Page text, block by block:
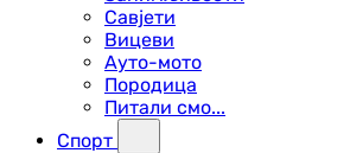
Савјети
Вицеви
Ауто-мото
Породица
Питали смо...
Спорт